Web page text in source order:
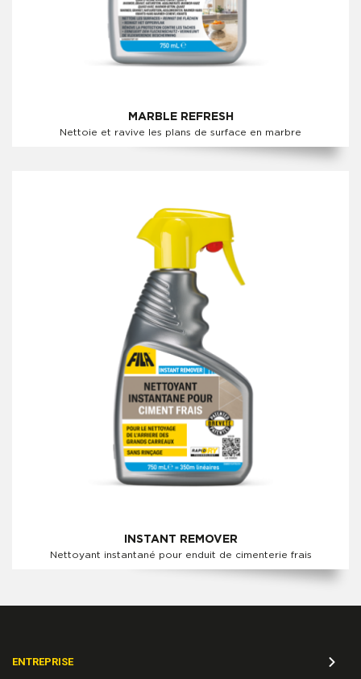
MARBLE REFRESH
Nettoie et ravive les plans de surface en marbre
INSTANT REMOVER
Nettoyant instantané pour enduit de cimenterie frais
ENTREPRISE